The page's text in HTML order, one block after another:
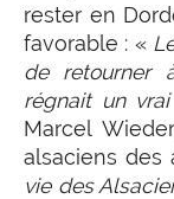
rester en
favorable : «
de retourner
régnait un
Marcel
alsaciens des
vie des